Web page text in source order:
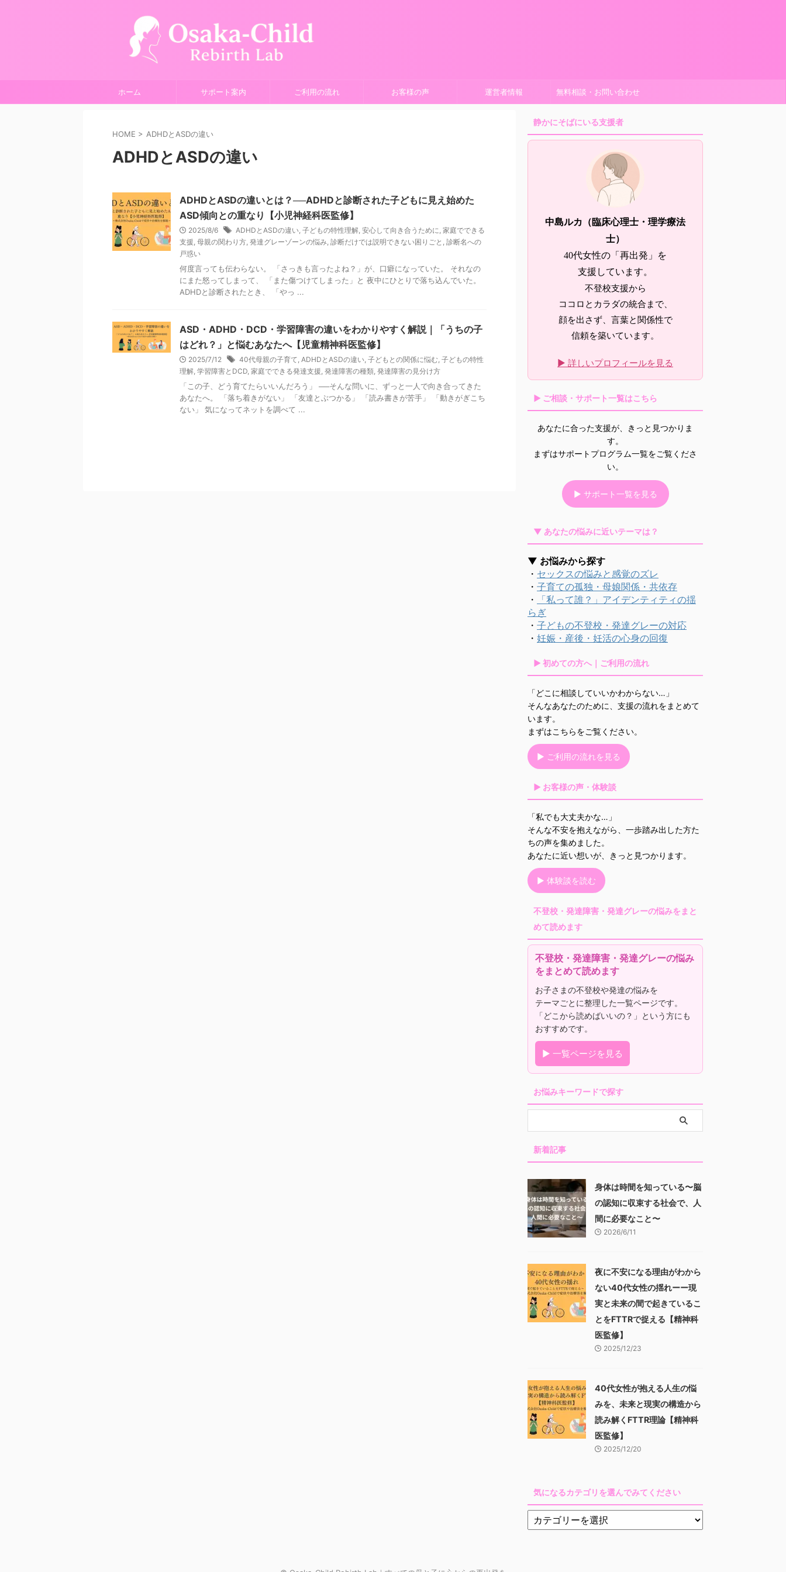
ホーム サポート案内 ご利用の流れ お客様の声 運営者情報 無料相談・お問い合わせ
HOME > ADHDとASDの違い
ADHDとASDの違い
ADHDとASDの違いとは？──ADHDと診断された子どもに見え始めた
ASD傾向との重なり【小児神経科医監修】
2025/8/6 ADHDとASDの違い, 子どもの特性理解, 安心して向き合うために, 家庭でできる
支援, 母親の関わり方, 発達グレーゾーンの悩み, 診断だけでは説明できない困りごと , 診断名への
戸惑い
何度言っても伝わらない。 「さっきも言ったよね？」が、口癖になっていた。 それなの
にまた怒ってしまって、 「また傷つけてしまった」と 夜中にひとりで落ち込んでいた。
ADHDと診断されたとき、 「やっ ...
ASD・ADHD・DCD・学習障害の違いをわかりやすく解説｜「うちの子
はどれ？」と悩むあなたへ【児童精神科医監修】
2025/7/12 40代母親の子育て, ADHDとASDの違い, 子どもとの関係に悩む, 子どもの特性
理解, 学習障害とDCD, 家庭でできる発達支援, 発達障害の種類, 発達障害の見分け方
「この子、どう育てたらいいんだろう」 ──そんな問いに、ずっと一人で向き合ってきた
あなたへ。 「落ち着きがない」 「友達とぶつかる」 「読み書きが苦手」 「動きがぎこち
ない」 気になってネットを調べて ...
静かにそばにいる支援者
中島ルカ（臨床心理士・理学療法
士）
40代女性の「再出発」を
支援しています。
不登校支援から
ココロとカラダの統合まで、
顔を出さず、言葉と関係性で
信頼を築いています。
▶ 詳しいプロフィールを見る
▶ ご相談・サポート一覧はこちら
あなたに合った支援が、きっと見つかりま
す。
まずはサポートプログラム一覧をご覧くださ
い。
▶ サポート一覧を見る
▼ あなたの悩みに近いテーマは？
▼ お悩みから探す
・ セックスの悩みと感覚のズレ
・ 子育ての孤独・母娘関係・共依存
・
「私って誰？」アイデンティティの揺
らぎ
・ 子どもの不登校・発達グレーの対応
・ 妊娠・産後・妊活の心身の回復
▶ 初めての方へ｜ご利用の流れ
「どこに相談していいかわからない…」
そんなあなたのために、支援の流れをまとめて
います。
まずはこちらをご覧ください。
▶ ご利用の流れを見る
▶ お客様の声・体験談
「私でも大丈夫かな…」
そんな不安を抱えながら、一歩踏み出した方た
ちの声を集めました。
あなたに近い想いが、きっと見つかります。
▶ 体験談を読む
不登校・発達障害・発達グレーの悩みをまと
めて読めます
不登校・発達障害・発達グレーの悩み
をまとめて読めます
お子さまの不登校や発達の悩みを
テーマごとに整理した一覧ページです。
「どこから読めばいいの？」という方にも
おすすめです。
▶ 一覧ページを見る
お悩みキーワードで探す
新着記事
身体は時間を知っている〜脳
の認知に収束する社会で、人
間に必要なこと〜
2026/6/11
夜に不安になる理由がわから
ない40代女性の揺れーー現
実と未来の間で起きているこ
とをFTTRで捉える【精神科
医監修】
2025/12/23
40代女性が抱える人生の悩
みを、未来と現実の構造から
読み解くFTTR理論【精神科
医監修】
2025/12/20
気になるカテゴリを選んでみてください